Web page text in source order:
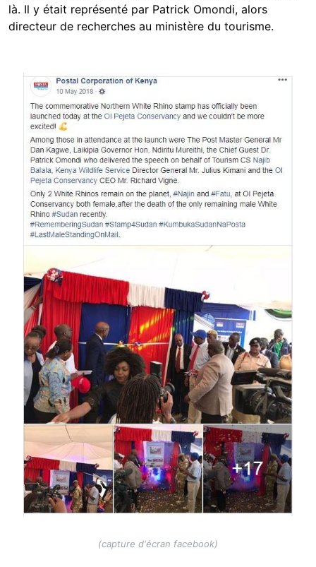
là. Il y était représenté par Patrick Omondi, alors
directeur de recherches au ministère du tourisme.
Image
(capture d'écran facebook)